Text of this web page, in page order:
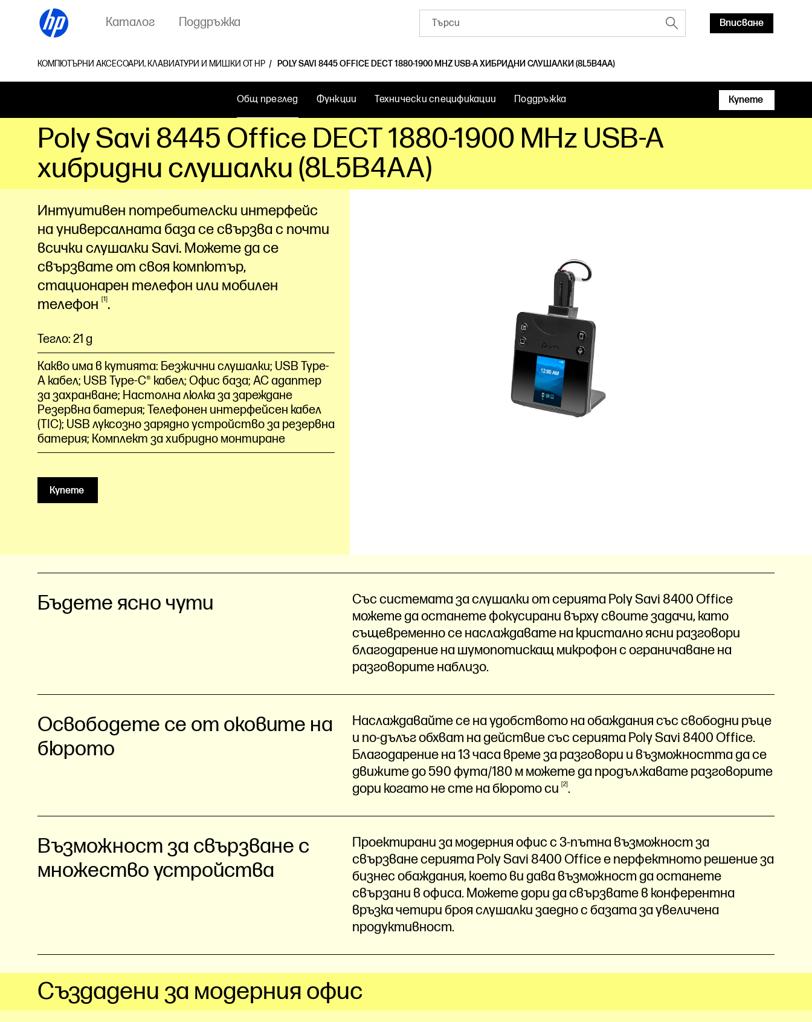
Каталог Поддръжка Вписване
КОМПЮТЪРНИ АКСЕСОАРИ, КЛАВИАТУРИ И МИШКИ ОТ HP POLY SAVI 8445 OFFICE DECT 1880-1900 MHZ USB-A ХИБРИДНИ СЛУШАЛКИ (8L5B4AA)
Общ преглед Функции Технически спецификации Поддръжка Купете
Poly Savi 8445 Office DECT 1880-1900 MHz USB-A
хибридни слушалки (8L5B4AA)
Интуитивен потребителски интерфейс
на универсалната база се свързва с почти
всички слушалки Savi. Можете да се
свързвате от своя компютър,
стационарен телефон или мобилен
телефон
1 .
Тегло: 21 g
Какво има в кутията: Безжични слушалки; USB Type-
A кабел; USB Type-C® кабел; Офис база; AC адаптер
за захранване; Настолна люлка за зареждане
Резервна батерия; Телефонен интерфейсен кабел
(TIC); USB луксозно зарядно устройство за резервна
батерия; Комплект за хибридно монтиране
Купете
Бъдете ясно чути
Със системата за слушалки от серията Poly Savi 8400 Office
можете да останете фокусирани върху своите задачи, като
същевременно се наслаждавате на кристално ясни разговори
благодарение на шумопотискащ микрофон с ограничаване на
разговорите наблизо.
Освободете се от оковите на
бюрото
Наслаждавайте се на удобството на обаждания със свободни ръце
и по-дълъг обхват на действие със серията Poly Savi 8400 Office.
Благодарение на 13 часа време за разговори и възможността да се
движите до 590 фута/180 м можете да продължавате разговорите
дори когато не сте на бюротоси 2 .
Възможност за свързване с
множество устройства
Проектирани за модерния офис с 3-пътна възможност за
свързване серията Poly Savi 8400 Office е перфектното решение за
бизнес обаждания, което ви дава възможност да останете
свързани в офиса. Можете дори да свързвате в конферентна
връзка четири броя слушалки заедно с базата за увеличена
продуктивност.
Създадени за модерния офис